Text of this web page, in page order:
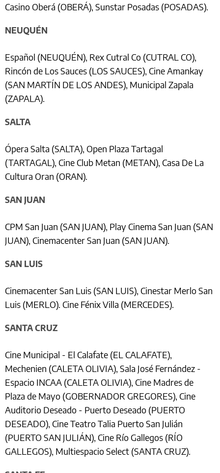
Casino Oberá (OBERÁ), Sunstar Posadas (POSADAS).
NEUQUÉN
Español (NEUQUÉN), Rex Cutral Co (CUTRAL CO),
Rincón de Los Sauces (LOS SAUCES), Cine Amankay
(SAN MARTÍN DE LOS ANDES), Municipal Zapala
(ZAPALA).
SALTA
Ópera Salta (SALTA), Open Plaza Tartagal
(TARTAGAL), Cine Club Metan (METAN), Casa De La
Cultura Oran (ORAN).
SAN JUAN
CPM San Juan (SAN JUAN), Play Cinema San Juan (SAN
JUAN), Cinemacenter San Juan (SAN JUAN).
SAN LUIS
Cinemacenter San Luis (SAN LUIS), Cinestar Merlo San
Luis (MERLO). Cine Fénix Villa (MERCEDES).
SANTA CRUZ
Cine Municipal - El Calafate (EL CALAFATE),
Mechenien (CALETA OLIVIA), Sala José Fernández -
Espacio INCAA (CALETA OLIVIA), Cine Madres de
Plaza de Mayo (GOBERNADOR GREGORES), Cine
Auditorio Deseado - Puerto Deseado (PUERTO
DESEADO), Cine Teatro Talia Puerto San Julián
(PUERTO SAN JULIÁN), Cine Río Gallegos (RÍO
GALLEGOS), Multiespacio Select (SANTA CRUZ).